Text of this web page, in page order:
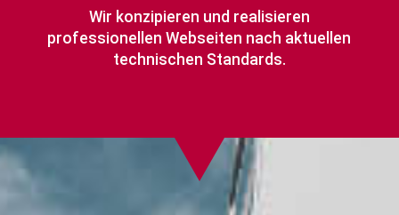
Wir konzipieren und realisieren
professionellen Webseiten nach aktuellen
technischen Standards.